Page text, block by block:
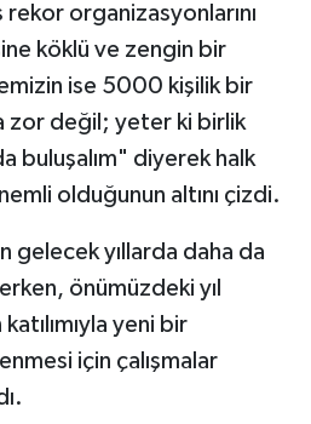
organizasyonlarını
köklü ve zengin bir
ise 5000 kişilik bir
zor değil; yeter ki birlik
buluşalım" diyerek halk
olduğunun altını çizdi.
gelecek yıllarda daha da
önümüzdeki yıl
yeni bir
için çalışmalar